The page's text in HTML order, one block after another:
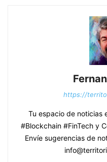
https://
Tu espacio de noticias
#Blockchain #FinTech y
Envíe sugerencias de